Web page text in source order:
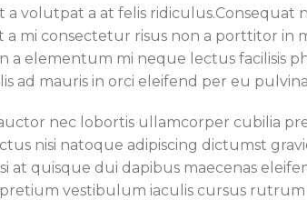
volutpat a at felis ridiculus.Consequat
mi consectetur risus non a porttitor in
a elementum mi neque lectus facilisis
ad mauris in orci eleifend per eu
nec lobortis ullamcorper cubilia
nisi natoque adipiscing dictumst
at quisque dui dapibus maecenas
vestibulum iaculis cursus